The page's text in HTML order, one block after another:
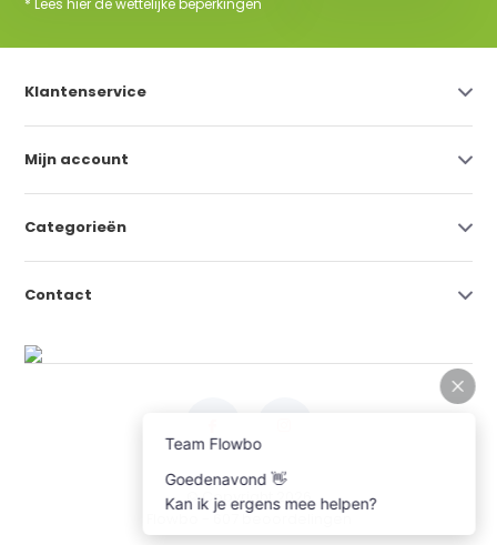
* Lees hier de wettelijke beperkingen
Klantenservice
Mijn account
Categorieën
Contact
© Copyright 2026
- 607 beoordelingen